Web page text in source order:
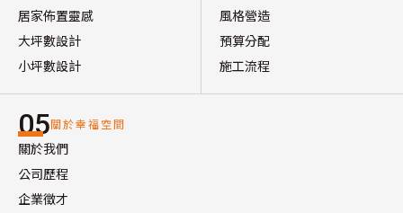
居家佈置靈感
大坪數設計
小坪數設計
風格營造
預算分配
施工流程
05關於幸福空間
關於我們
公司歷程
企業徵才